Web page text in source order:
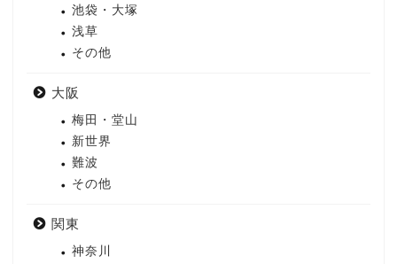
池袋・大塚
浅草
その他
大阪
梅田・堂山
新世界
難波
その他
関東
神奈川